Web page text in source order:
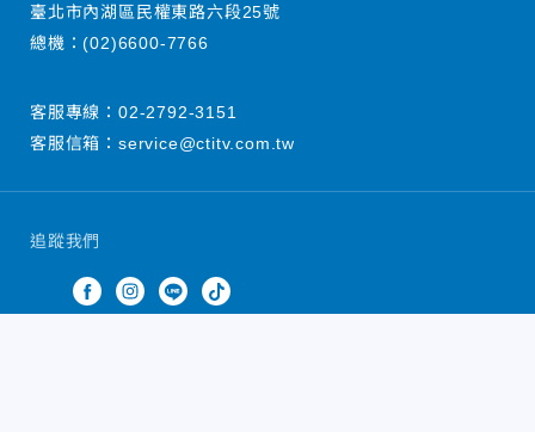
追蹤我們
臺北市內湖區民權東路六段25號
總機：(02)6600-7766
客服專線： 02-2792-3151
客服信箱： service@ctitv.com.tw